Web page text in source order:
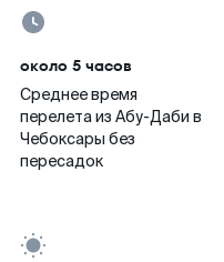
около 5 часов
Среднее время
перелета из Абу-Даби в
Чебоксары без
пересадок